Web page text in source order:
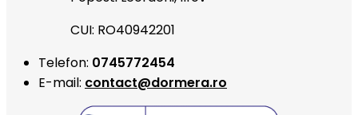
CUI: RO40942201
Telefon: 0745772454
E-mail: contact@dormera.ro